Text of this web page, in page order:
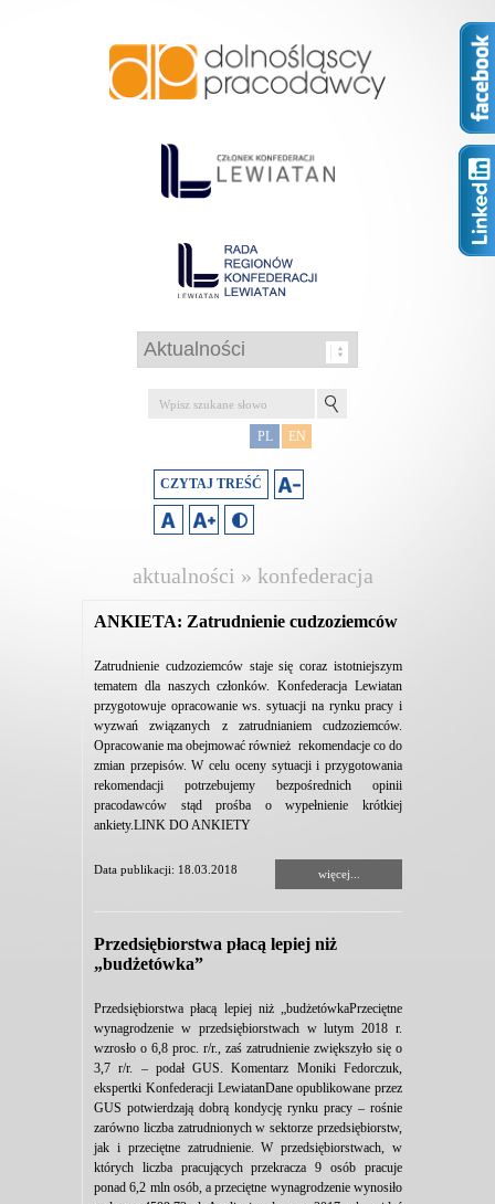
PL EN
CZYTAJ TREŚĆ
aktualności » konfederacja
ANKIETA: Zatrudnienie cudzoziemców
Zatrudnienie cudzoziemców staje się coraz istotniejszym
tematem dla naszych członków. Konfederacja Lewiatan
przygotowuje opracowanie ws. sytuacji na rynku pracy i
wyzwań związanych z zatrudnianiem cudzoziemców.
Opracowanie ma obejmować również rekomendacje co do
zmian przepisów. W celu oceny sytuacji i przygotowania
rekomendacji potrzebujemy bezpośrednich opinii
pracodawców stąd prośba o wypełnienie krótkiej
ankiety.LINK DO ANKIETY
Data publikacji: 18.03.2018 więcej...
Przedsiębiorstwa płacą lepiej niż
„budżetówka”
Przedsiębiorstwa płacą lepiej niż „budżetówkaPrzeciętne
wynagrodzenie w przedsiębiorstwach w lutym 2018 r.
wzrosło o 6,8 proc. r/r., zaś zatrudnienie zwiększyło się o
3,7 r/r. – podał GUS. Komentarz Moniki Fedorczuk,
ekspertki Konfederacji LewiatanDane opublikowane przez
GUS potwierdzają dobrą kondycję rynku pracy – rośnie
zarówno liczba zatrudnionych w sektorze przedsiębiorstw,
jak i przeciętne zatrudnienie. W przedsiębiorstwach, w
których liczba pracujących przekracza 9 osób pracuje
ponad 6,2 mln osób, a przeciętne wynagrodzenie wynosiło